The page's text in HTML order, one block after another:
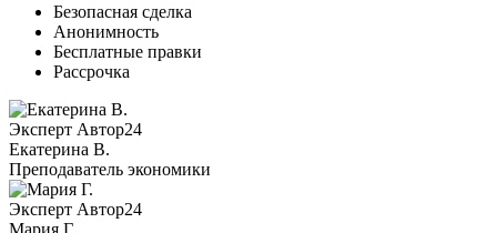
Безопасная сделка
Анонимность
Бесплатные правки
Рассрочка
Эксперт Автор24
Екатерина B.
Преподаватель экономики
Эксперт Автор24
Мария Г.